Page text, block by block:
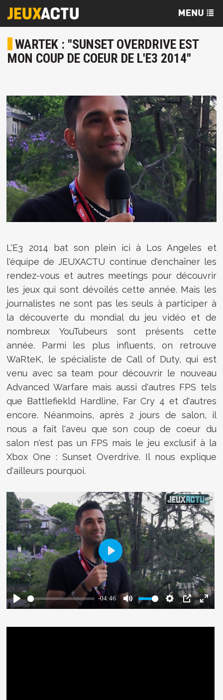
WARTEK : "SUNSET OVERDRIVE EST
MON COUP DE COEUR DE L'E3 2014"
L'E3 2014 bat son plein ici à Los Angeles et
l'équipe de JEUXACTU continue d'enchaîner les
rendez-vous et autres meetings pour découvrir
les jeux qui sont dévoilés cette année. Mais les
journalistes ne sont pas les seuls à participer à
la découverte du mondial du jeu vidéo et de
nombreux YouTubeurs sont présents cette
année. Parmi les plus influents, on retrouve
WaRteK, le spécialiste de Call of Duty, qui est
venu avec sa team pour découvrir le nouveau
Advanced Warfare mais aussi d'autres FPS tels
que Battlefiekld Hardline, Far Cry 4 et d'autres
encore. Néanmoins, après 2 jours de salon, il
nous a fait l'aveu que son coup de coeur du
salon n'est pas un FPS mais le jeu exclusif à la
Xbox One : Sunset Overdrive. Il nous explique
d'ailleurs pourquoi.